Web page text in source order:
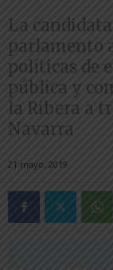
La
parlamento
políticas de
pública y
la Ribera a
Navarra
21 mayo, 2019